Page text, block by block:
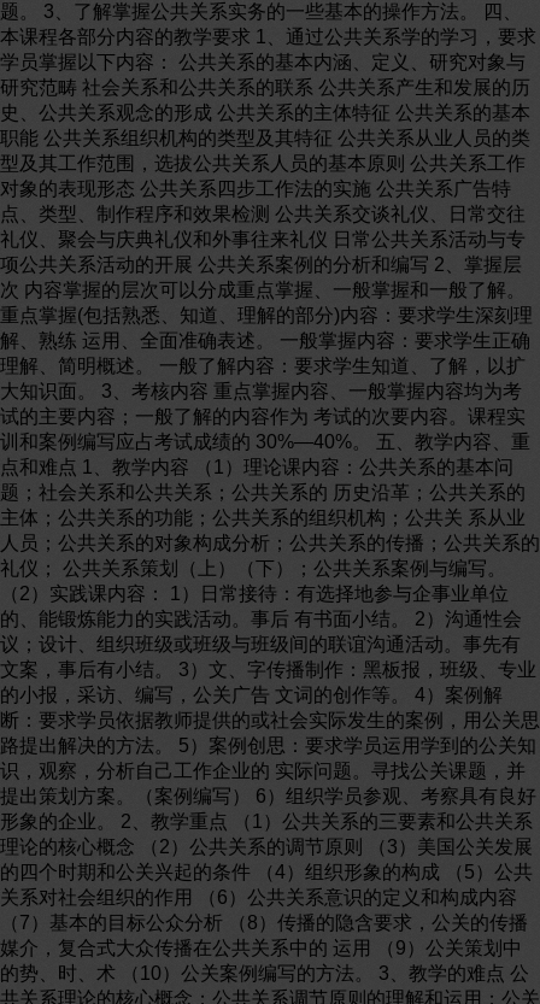
题。 3、了解掌握公共关系实务的一些基本的操作方法。 四、
本课程各部分内容的教学要求 1、通过公共关系学的学习，要求
学员掌握以下内容： 公共关系的基本内涵、定义、研究对象与
研究范畴 社会关系和公共关系的联系 公共关系产生和发展的历
史、公共关系观念的形成 公共关系的主体特征 公共关系的基本
职能 公共关系组织机构的类型及其特征 公共关系从业人员的类
型及其工作范围，选拔公共关系人员的基本原则 公共关系工作
对象的表现形态 公共关系四步工作法的实施 公共关系广告特
点、类型、制作程序和效果检测 公共关系交谈礼仪、日常交往
礼仪、聚会与庆典礼仪和外事往来礼仪 日常公共关系活动与专
项公共关系活动的开展 公共关系案例的分析和编写 2、掌握层
次 内容掌握的层次可以分成重点掌握、一般掌握和一般了解。
重点掌握(包括熟悉、知道、理解的部分)内容：要求学生深刻理
解、熟练 运用、全面准确表述。 一般掌握内容：要求学生正确
理解、简明概述。 一般了解内容：要求学生知道、了解，以扩
大知识面。 3、考核内容 重点掌握内容、一般掌握内容均为考
试的主要内容；一般了解的内容作为 考试的次要内容。课程实
训和案例编写应占考试成绩的 30%—40%。 五、教学内容、重
点和难点 1、教学内容 （1）理论课内容：公共关系的基本问
题；社会关系和公共关系；公共关系的 历史沿革；公共关系的
主体；公共关系的功能；公共关系的组织机构；公共关 系从业
人员；公共关系的对象构成分析；公共关系的传播；公共关系的
礼仪； 公共关系策划（上）（下）；公共关系案例与编写。
（2）实践课内容： 1）日常接待：有选择地参与企事业单位
的、能锻炼能力的实践活动。事后 有书面小结。 2）沟通性会
议；设计、组织班级或班级与班级间的联谊沟通活动。事先有
文案，事后有小结。 3）文、字传播制作：黑板报，班级、专业
的小报，采访、编写，公关广告 文词的创作等。 4）案例解
断：要求学员依据教师提供的或社会实际发生的案例，用公关思
路提出解决的方法。 5）案例创思：要求学员运用学到的公关知
识，观察，分析自己工作企业的 实际问题。寻找公关课题，并
提出策划方案。（案例编写） 6）组织学员参观、考察具有良好
形象的企业。 2、教学重点 （1）公共关系的三要素和公共关系
理论的核心概念 （2）公共关系的调节原则 （3）美国公关发展
的四个时期和公关兴起的条件 （4）组织形象的构成 （5）公共
关系对社会组织的作用 （6）公共关系意识的定义和构成内容
（7）基本的目标公众分析 （8）传播的隐含要求，公关的传播
媒介，复合式大众传播在公共关系中的 运用 （9）公关策划中
的势、时、术 （10）公关案例编写的方法。 3、教学的难点 公
共关系理论的核心概念；公共关系调节原则的理解和运用；公关